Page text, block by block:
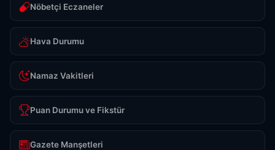
Nöbetçi Eczaneler
Hava Durumu
Namaz Vakitleri
Puan Durumu ve Fikstür
Gazete Manşetleri